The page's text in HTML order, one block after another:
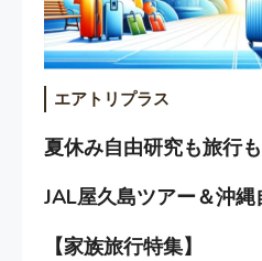
エアトリプラス
夏休み自由研究も旅行
JAL屋久島ツアー＆沖
【家族旅行特集】